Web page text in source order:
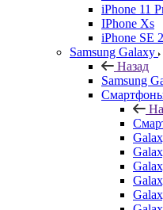
iPhone 11
IPhone Xs
iPhone SE
Samsung Galaxy
Назад
Samsung